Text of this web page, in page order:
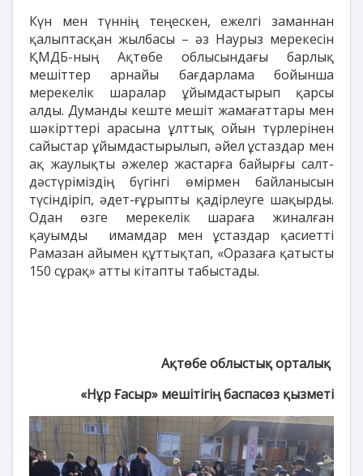
Күн мен түннің теңескен, ежелгі заманнан
қалыптасқан жылбасы – әз Наурыз мерекесін
ҚМДБ-ның Ақтөбе облысындағы барлық
мешіттер арнайы бағдарлама бойынша
мерекелік шаралар ұйымдастырып қарсы
алды. Думанды кеште мешіт жамағаттары мен
шәкірттері арасына ұлттық ойын түрлерінен
сайыстар ұйымдастырылып, әйел ұстаздар мен
ақ жаулықты әжелер жастарға байырғы салт-
дәстүріміздің бүгінгі өмірмен байланысын
түсіндіріп, әдет-ғұрыпты қадірлеуге шақырды.
Одан өзге мерекелік шараға жиналған
қауымды имамдар мен ұстаздар қасиетті
Рамазан айымен құттықтап, «Оразаға қатысты
150 сұрақ» атты кітапты табыстады.
Ақтөбе облыстық орталық
«Нұр Ғасыр» мешітігің баспасөз қызметі